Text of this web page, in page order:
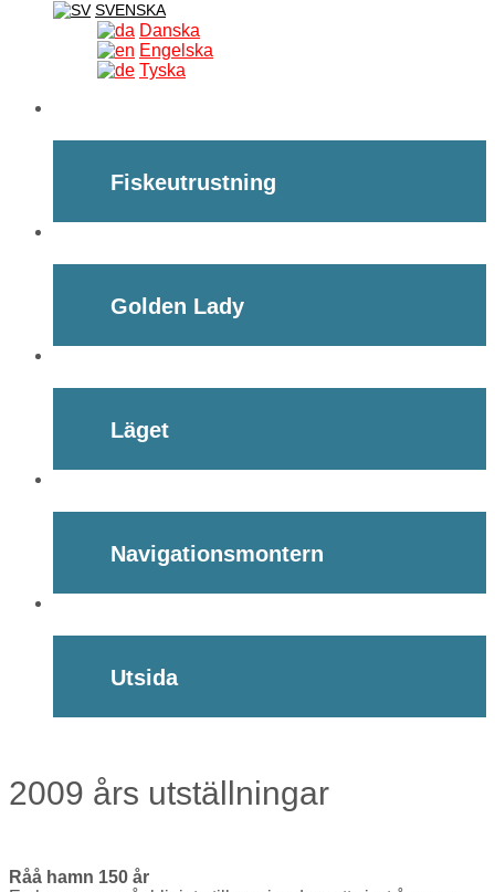
SVENSKA
Danska
Engelska
Tyska
Fiskeutrustning
Golden Lady
Läget
Navigationsmontern
Utsida
2009 års utställningar
Råå hamn 150 år